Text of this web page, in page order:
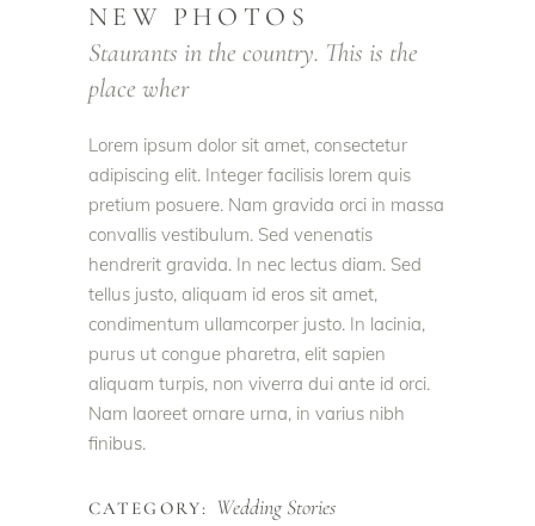
NEW PHOTOS
Staurants in the country. This is the
place wher
Lorem ipsum dolor sit amet, consectetur
adipiscing elit. Integer facilisis lorem quis
pretium posuere. Nam gravida orci in massa
convallis vestibulum. Sed venenatis
hendrerit gravida. In nec lectus diam. Sed
tellus justo, aliquam id eros sit amet,
condimentum ullamcorper justo. In lacinia,
purus ut congue pharetra, elit sapien
aliquam turpis, non viverra dui ante id orci.
Nam laoreet ornare urna, in varius nibh
finibus.
CATEGORY: Wedding Stories